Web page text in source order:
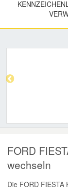
FORD
wechseln
Die FORD